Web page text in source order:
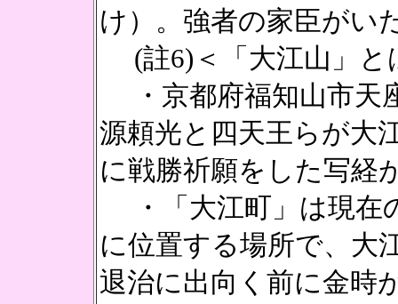
け）。強者の家臣がい
(註6)＜「大江山」と
・京都府福知山市天
源頼光と四天王らが大
に戦勝祈願をした写経
・「大江町」は現在
に位置する場所で、大
退治に出向く前に金時